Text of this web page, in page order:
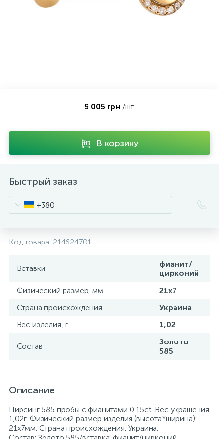
9 005 грн /шт.
В корзину
Быстрый заказ
+380
Код товара: 214624701
Вставки
фианит/
цирконий
Физический размер, мм.
21x7
Страна происхождения
Украина
Вес изделия, г.
1,02
Состав
Золото
585
Описание
Пирсинг 585 пробы с фианитами 0.15ct. Вес украшения
1,02г. Физический размер изделия (высота*ширина):
21x7мм. Страна происхождения: Украина.
Серебряные сувениры